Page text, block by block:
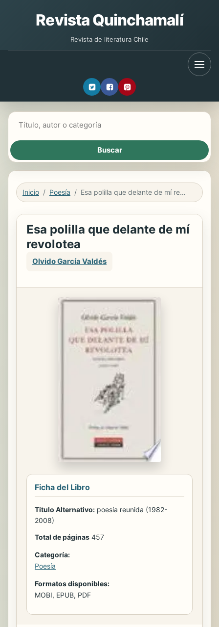
Revista Quinchamalí
Revista de literatura Chile
Inicio Poesía Esa polilla que delante de mí revolotea
Esa polilla que delante de mí
revolotea
Olvido García Valdés
Ficha del Libro
Titulo Alternativo: poesía reunida (1982-
2008)
Total de páginas 457
Categoría:
Poesía
Formatos disponibles:
MOBI, EPUB, PDF